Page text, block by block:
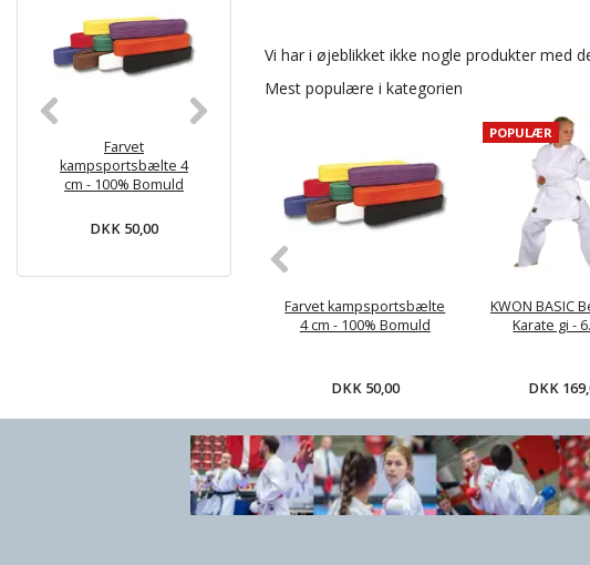
Farvet
kampsportsbælte 4
cm - 100% Bomuld
DKK 50,00
Begynder Karate gi -
6.5 oz
DKK 169,00
Monbælte /
juniorbælte 4 cm -
Hvid med farvet streg
Vi har i øjeblikket ikke nogle produkter med
Mest populære i kategorien
Farvet kampsportsbælte
4 cm - 100% Bomuld
DKK 50,00
POPULÆR
KWON BASIC
Karate gi -
DKK